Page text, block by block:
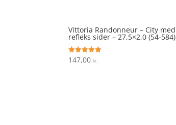
Vittoria Randonneur – City med
refleks sider – 27,5×2,0 (54-584)
Vurderet
5
147,00kr.